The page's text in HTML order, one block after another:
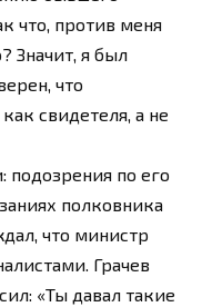
что, против меня
Значит, я был
что
свидетеля, а не
подозрения по его
полковника
что министр
Грачев
«Ты давал такие